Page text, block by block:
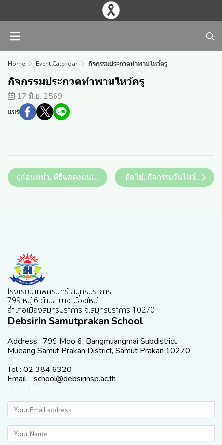
Home Event Calendar กิจกรรมประกวดทำพานไหว้ครู
กิจกรรมประกวดทำพานไหว้ครู
17 มิ.ย. 2569
แชร์
ก่อนหน้า, พิธีแสดงตนเป็นพุทธมามกะ (ม.1 , ม.4)
ถัดไป, กิจกรรมวันไหว้ครู
โรงเรียนเทพศิรินทร์ สมุทรปราการ
799 หมู่ 6 ตำบล บางเมืองใหม่
อำเภอเมืองสมุทรปราการ จ.สมุทรปราการ 10270
Debsirin Samutprakan School
Address : 799 Moo 6, Bangmuangmai Subdistrict
Mueang Samut Prakan District, Samut Prakan 10270
Tel : 02 384 6320
Email : school@debsirinsp.ac.th